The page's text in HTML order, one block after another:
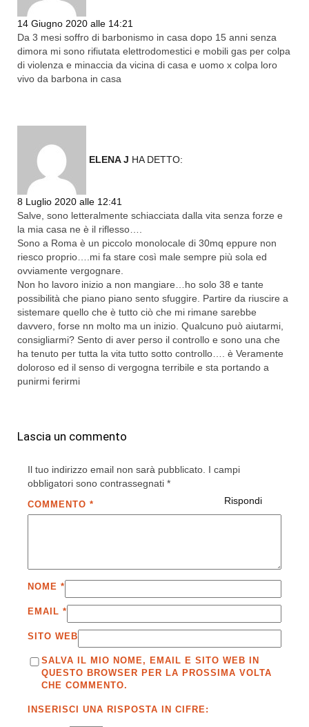
14 Giugno 2020 alle 14:21
Da 3 mesi soffro di barbonismo in casa dopo 15 anni senza
dimora mi sono rifiutata elettrodomestici e mobili gas per colpa
di violenza e minaccia da vicina di casa e uomo x colpa loro
vivo da barbona in casa
ELENA J HA DETTO:
8 Luglio 2020 alle 12:41
Salve, sono letteralmente schiacciata dalla vita senza forze e
la mia casa ne è il riflesso….
Sono a Roma è un piccolo monolocale di 30mq eppure non
riesco proprio….mi fa stare così male sempre più sola ed
ovviamente vergognare.
Non ho lavoro inizio a non mangiare…ho solo 38 e tante
possibilità che piano piano sento sfuggire. Partire da riuscire a
sistemare quello che è tutto ciò che mi rimane sarebbe
davvero, forse nn molto ma un inizio. Qualcuno può aiutarmi,
consigliarmi? Sento di aver perso il controllo e sono una che
ha tenuto per tutta la vita tutto sotto controllo…. è Veramente
doloroso ed il senso di vergogna terribile e sta portando a
punirmi ferirmi
Rispondi
Lascia un commento
Il tuo indirizzo email non sarà pubblicato. I campi
obbligatori sono contrassegnati *
COMMENTO *
NOME *
EMAIL *
SITO WEB
SALVA IL MIO NOME, EMAIL E SITO WEB IN
QUESTO BROWSER PER LA PROSSIMA VOLTA
CHE COMMENTO.
INSERISCI UNA RISPOSTA IN CIFRE: